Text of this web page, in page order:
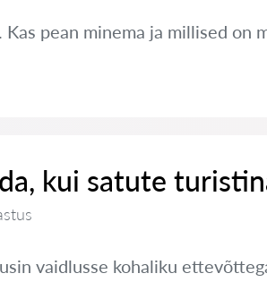
pean minema ja millised on
kui satute
vaidlusse kohaliku